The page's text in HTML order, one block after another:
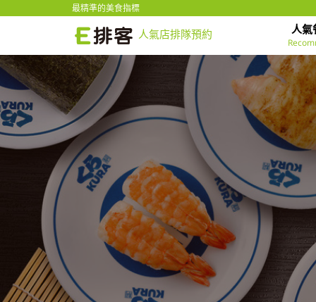
最精準的美食指標
人氣店排隊預約 人氣